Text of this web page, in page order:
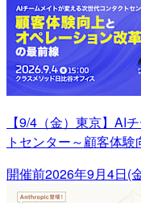
【9/4（金）東京】AI
トセンター～顧客体
開催前2026年9月4日(